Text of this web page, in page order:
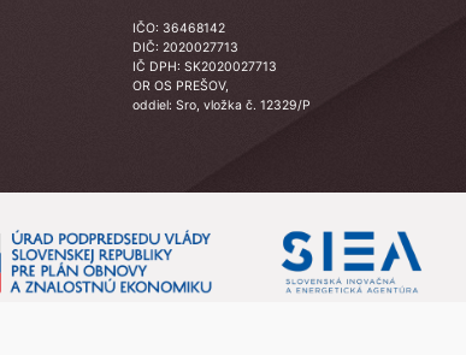
IČO: 36468142
DIČ: 2020027713
IČ DPH: SK2020027713
OR OS PREŠOV,
oddiel: Sro, vložka č. 12329/P